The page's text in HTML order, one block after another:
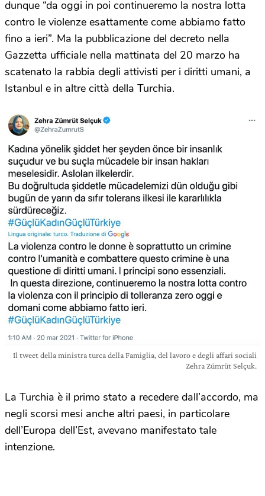
dunque “da oggi in poi continueremo la nostra lotta
contro le violenze esattamente come abbiamo fatto
fino a ieri”. Ma la pubblicazione del decreto nella
Gazzetta ufficiale nella mattinata del 20 marzo ha
scatenato la rabbia degli attivisti per i diritti umani, a
Istanbul e in altre città della Turchia.
Il tweet della ministra turca della Famiglia, del lavoro e degli affari sociali
Zehra Zümrüt Selçuk.
La Turchia è il primo stato a recedere dall’accordo, ma
negli scorsi mesi anche altri paesi, in particolare
dell’Europa dell’Est, avevano manifestato tale
intenzione.